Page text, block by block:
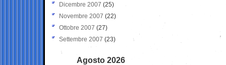
Dicembre 2007 (25)
Novembre 2007 (22)
Ottobre 2007 (27)
Settembre 2007 (23)
Agosto 2026